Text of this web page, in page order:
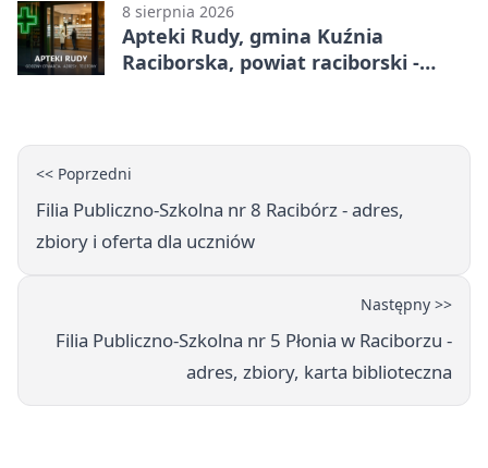
8 sierpnia 2026
Apteki Rudy, gmina Kuźnia
Raciborska, powiat raciborski -
<< Poprzedni
Filia Publiczno-Szkolna nr 8 Racibórz - adres,
zbiory i oferta dla uczniów
Następny >>
Filia Publiczno-Szkolna nr 5 Płonia w Raciborzu -
adres, zbiory, karta biblioteczna